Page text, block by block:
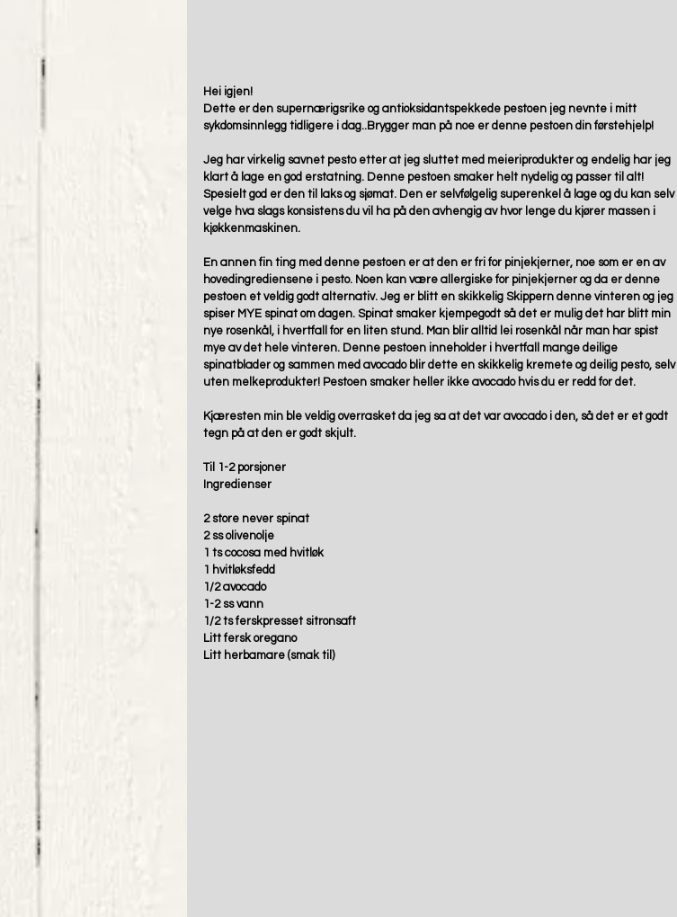
Hei igjen!
Dette er den supernærigsrike og antioksidantspekkede pestoen jeg nevnte i mitt
sykdomsinnlegg tidligere i dag..Brygger man på noe er denne pestoen din førstehjelp!
Jeg har virkelig savnet pesto etter at jeg sluttet med meieriprodukter og endelig har jeg
klart å lage en god erstatning. Denne pestoen smaker helt nydelig og passer til alt!
Spesielt god er den til laks og sjømat. Den er selvfølgelig superenkel å lage og du kan selv
velge hva slags konsistens du vil ha på den avhengig av hvor lenge du kjører massen i
kjøkkenmaskinen.
En annen fin ting med denne pestoen er at den er fri for pinjekjerner, noe som er en av
hovedingrediensene i pesto. Noen kan være allergiske for pinjekjerner og da er denne
pestoen et veldig godt alternativ. Jeg er blitt en skikkelig Skippern denne vinteren og jeg
spiser MYE spinat om dagen. Spinat smaker kjempegodt så det er mulig det har blitt min
nye rosenkål, i hvertfall for en liten stund. Man blir alltid lei rosenkål når man har spist
mye av det hele vinteren. Denne pestoen inneholder i hvertfall mange deilige
spinatblader og sammen med avocado blir dette en skikkelig kremete og deilig pesto, selv
uten melkeprodukter! Pestoen smaker heller ikke avocado hvis du er redd for det.
Kjæresten min ble veldig overrasket da jeg sa at det var avocado i den, så det er et godt
tegn på at den er godt skjult.
Til 1-2 porsjoner
Ingredienser
2 store never spinat
2 ss olivenolje
1 ts cocosa med hvitløk
1 hvitløksfedd
1/2 avocado
1-2 ss vann
1/2 ts ferskpresset sitronsaft
Litt fersk oregano
Litt herbamare (smak til)